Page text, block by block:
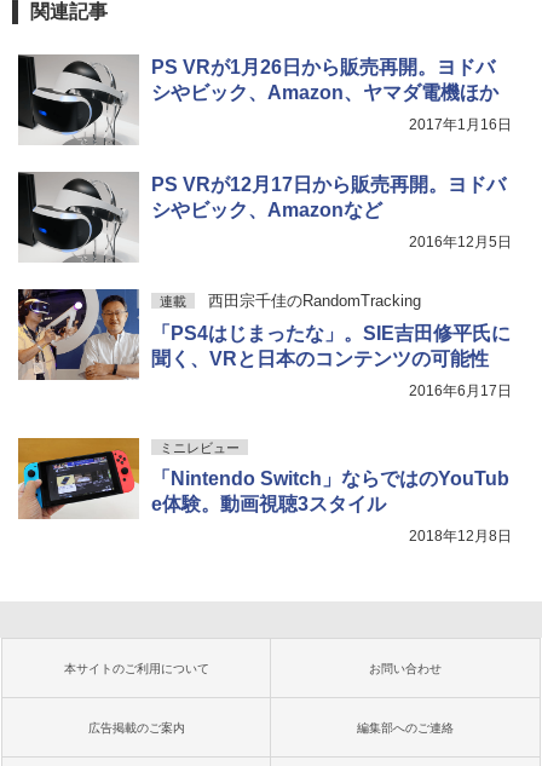
関連記事
PS VRが1月26日から販売再開。ヨドバ
シやビック、Amazon、ヤマダ電機ほか
2017年1月16日
PS VRが12月17日から販売再開。ヨドバ
シやビック、Amazonなど
2016年12月5日
連載 西田宗千佳のRandomTracking
「PS4はじまったな」。SIE吉田修平氏に
聞く、VRと日本のコンテンツの可能性
2016年6月17日
ミニレビュー
「Nintendo Switch」ならではのYouTub
e体験。動画視聴3スタイル
2018年12月8日
本サイトのご利用について お問い合わせ
広告掲載のご案内 編集部へのご連絡